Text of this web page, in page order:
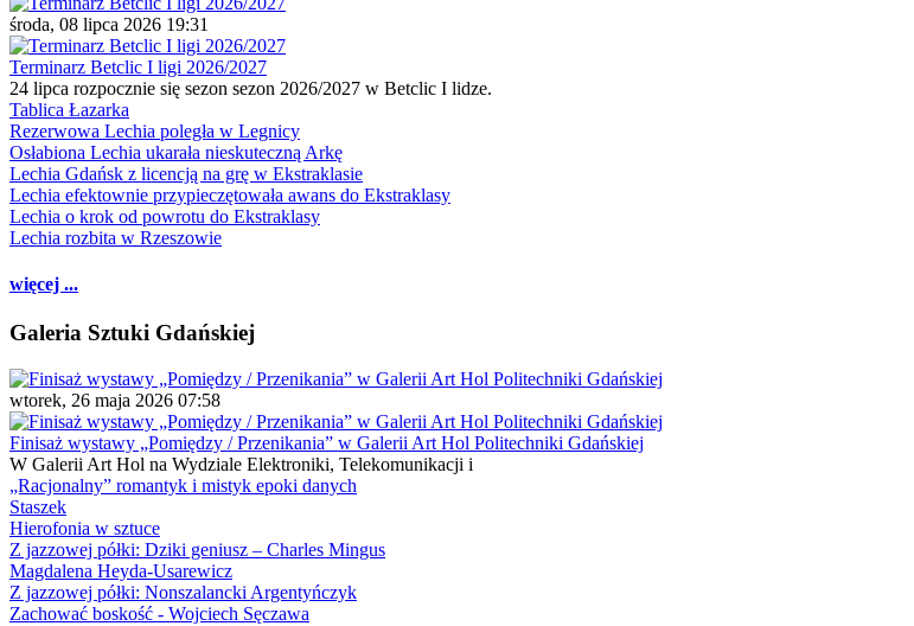
środa, 08 lipca 2026 19:31
Terminarz Betclic I ligi 2026/2027
24 lipca rozpocznie się sezon sezon 2026/2027 w Betclic I lidze.
Tablica Łazarka
Rezerwowa Lechia poległa w Legnicy
Osłabiona Lechia ukarała nieskuteczną Arkę
Lechia Gdańsk z licencją na grę w Ekstraklasie
Lechia efektownie przypieczętowała awans do Ekstraklasy
Lechia o krok od powrotu do Ekstraklasy
Lechia rozbita w Rzeszowie
więcej ...
Galeria Sztuki Gdańskiej
wtorek, 26 maja 2026 07:58
Finisaż wystawy „Pomiędzy / Przenikania” w Galerii Art Hol Politechniki Gdańskiej
W Galerii Art Hol na Wydziale Elektroniki, Telekomunikacji i
„Racjonalny” romantyk i mistyk epoki danych
Staszek
Hierofonia w sztuce
Z jazzowej półki: Dziki geniusz – Charles Mingus
Magdalena Heyda-Usarewicz
Z jazzowej półki: Nonszalancki Argentyńczyk
Zachować boskość - Wojciech Sęczawa